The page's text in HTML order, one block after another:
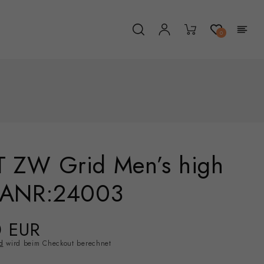
EinloggenWarenkorb 0
ZW Grid Men’s high
wird beim Checkout berechnet